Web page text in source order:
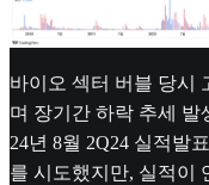
바이오 섹터 버블 당시
며 장기간 하락 추세 발
24년 8월 2Q24 실적발
를 시도했지만, 실적이